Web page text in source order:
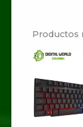
Sé
Tu
Productos